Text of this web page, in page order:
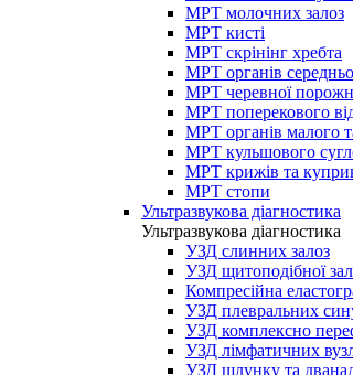
МРТ молочних залоз
МРТ кисті
МРТ скрінінг хребта
МРТ органів
МРТ черевної
МРТ поперекового
МРТ органів малого
МРТ кульшового
МРТ крижів та
МРТ стопи
Ультразвукова діагностика
Ультразвукова діагностика
УЗД слинних залоз
УЗД щитоподібної
Компресійна
УЗД плевральних
УЗД комплексно
УЗД лімфатичних
УЗД шлунку та